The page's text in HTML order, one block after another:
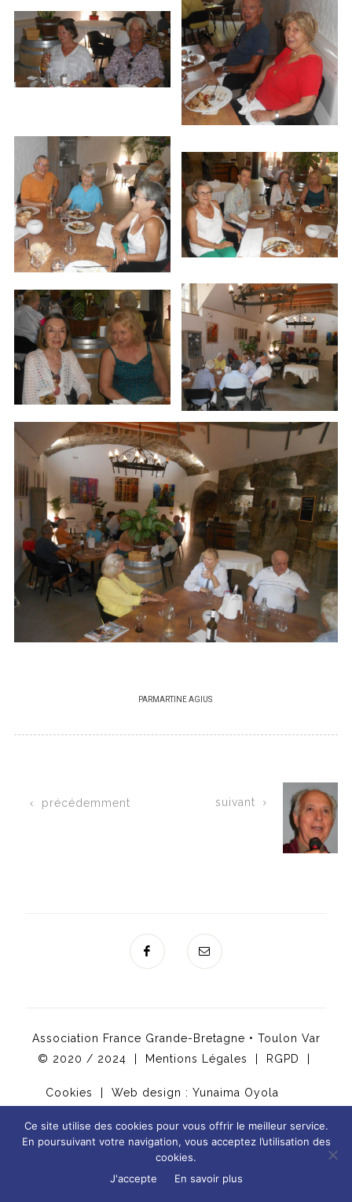
PARMARTINE AGIUS
précédemment suivant
Association France Grande-Bretagne • Toulon Var
© 2020 / 2024 |
Mentions Légales RGPD
Cookies | Web design : Yunaima Oyola
Ce site utilise des cookies pour vous offrir le meilleur service.
En poursuivant votre navigation, vous acceptez l’utilisation des
cookies.
J'accepte
En savoir plus